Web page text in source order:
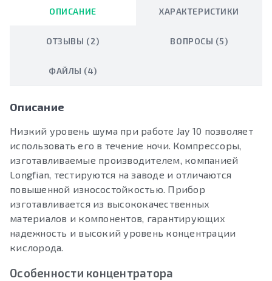
ОПИСАНИЕ ХАРАКТЕРИСТИКИ
ОТЗЫВЫ (2) ВОПРОСЫ (5)
ФАЙЛЫ (4)
Описание
Низкий уровень шума при работе Jay 10 позволяет
использовать его в течение ночи. Компрессоры,
изготавливаемые производителем, компанией
Longfian, тестируются на заводе и отличаются
повышенной износостойкостью. Прибор
изготавливается из высококачественных
материалов и компонентов, гарантирующих
надежность и высокий уровень концентрации
кислорода.
Особенности концентратора